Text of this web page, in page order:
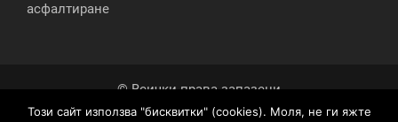
асфалтиране
© Всички права запазени
Този сайт използва "бисквитки" (cookies). Моля, не ги яжте